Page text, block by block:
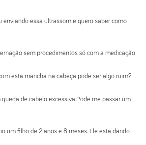
enviando essa ultrassom e quero saber como
sem procedimentos só com a medicação
esta mancha na cabeça pode ser algo ruim?
queda de cabelo excessiva.Pode me passar um
um filho de 2 anos e 8 meses. Ele esta dando